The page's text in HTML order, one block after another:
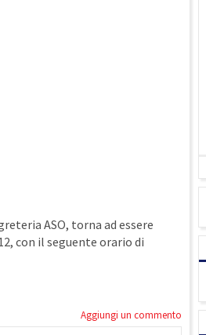
ASO, torna ad essere
con il seguente orario di
Aggiungi un commento